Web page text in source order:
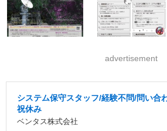
advertisement
システム保守スタッフ/経験不問/問い合
祝休み
ベンタス株式会社